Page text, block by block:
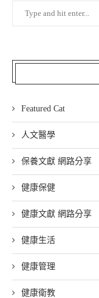
Featured Cat
人文醫學
保養文獻 網路分享
健康保健
健康文獻 網路分享
健康生活
健康管理
健康衛教